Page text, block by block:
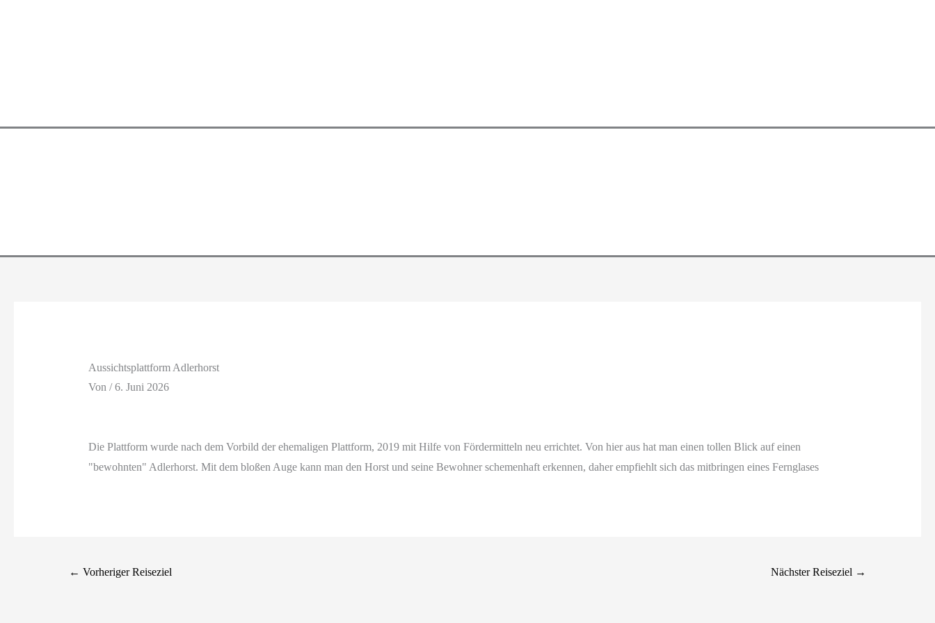
Aussichtsplattform Adlerhorst
Von /6. Juni 2026
Die Plattform wurde nach dem Vorbild der ehemaligen Plattform, 2019 mit Hilfe von Fördermitteln neu errichtet. Von hier aus hat man einen tollen Blick auf einen
"bewohnten" Adlerhorst. Mit dem bloßen Auge kann man den Horst und seine Bewohner schemenhaft erkennen, daher empfiehlt sich das mitbringen eines Fernglases
← Vorheriger Reiseziel Nächster Reiseziel →